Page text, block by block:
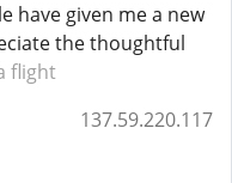
have given me a new
the thoughtful
flight
137.59.220.117